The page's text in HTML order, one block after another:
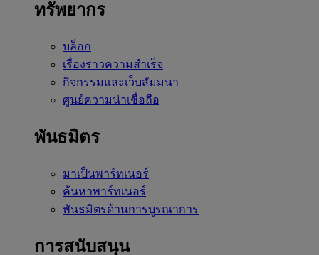
ทรัพยากร
บล็อก
เรื่องราวความสำเร็จ
กิจกรรมและเว็บสัมมนา
ศูนย์ความน่าเชื่อถือ
พันธมิตร
มาเป็นพาร์ทเนอร์
ค้นหาพาร์ทเนอร์
พันธมิตรด้านการบูรณาการ
การสนับสนุน